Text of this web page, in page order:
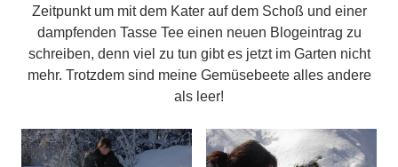
Zeitpunkt um mit dem Kater auf dem Schoß und einer
dampfenden Tasse Tee einen neuen Blogeintrag zu
schreiben, denn viel zu tun gibt es jetzt im Garten nicht
mehr. Trotzdem sind meine Gemüsebeete alles andere
als leer!